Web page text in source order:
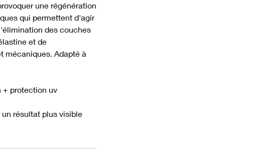
une régénération
qui permettent d'agir
des couches
et de
mécaniques. Adapté à
+ protection uv
résultat plus visible